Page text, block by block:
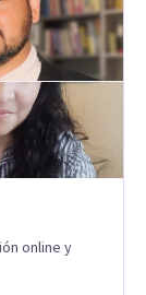
Terapia
y tus
mejorar la
de
la solución
calidad de
online y